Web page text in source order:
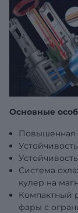
Основные
Повышенная
Система
кулер на
Компактный
фары с